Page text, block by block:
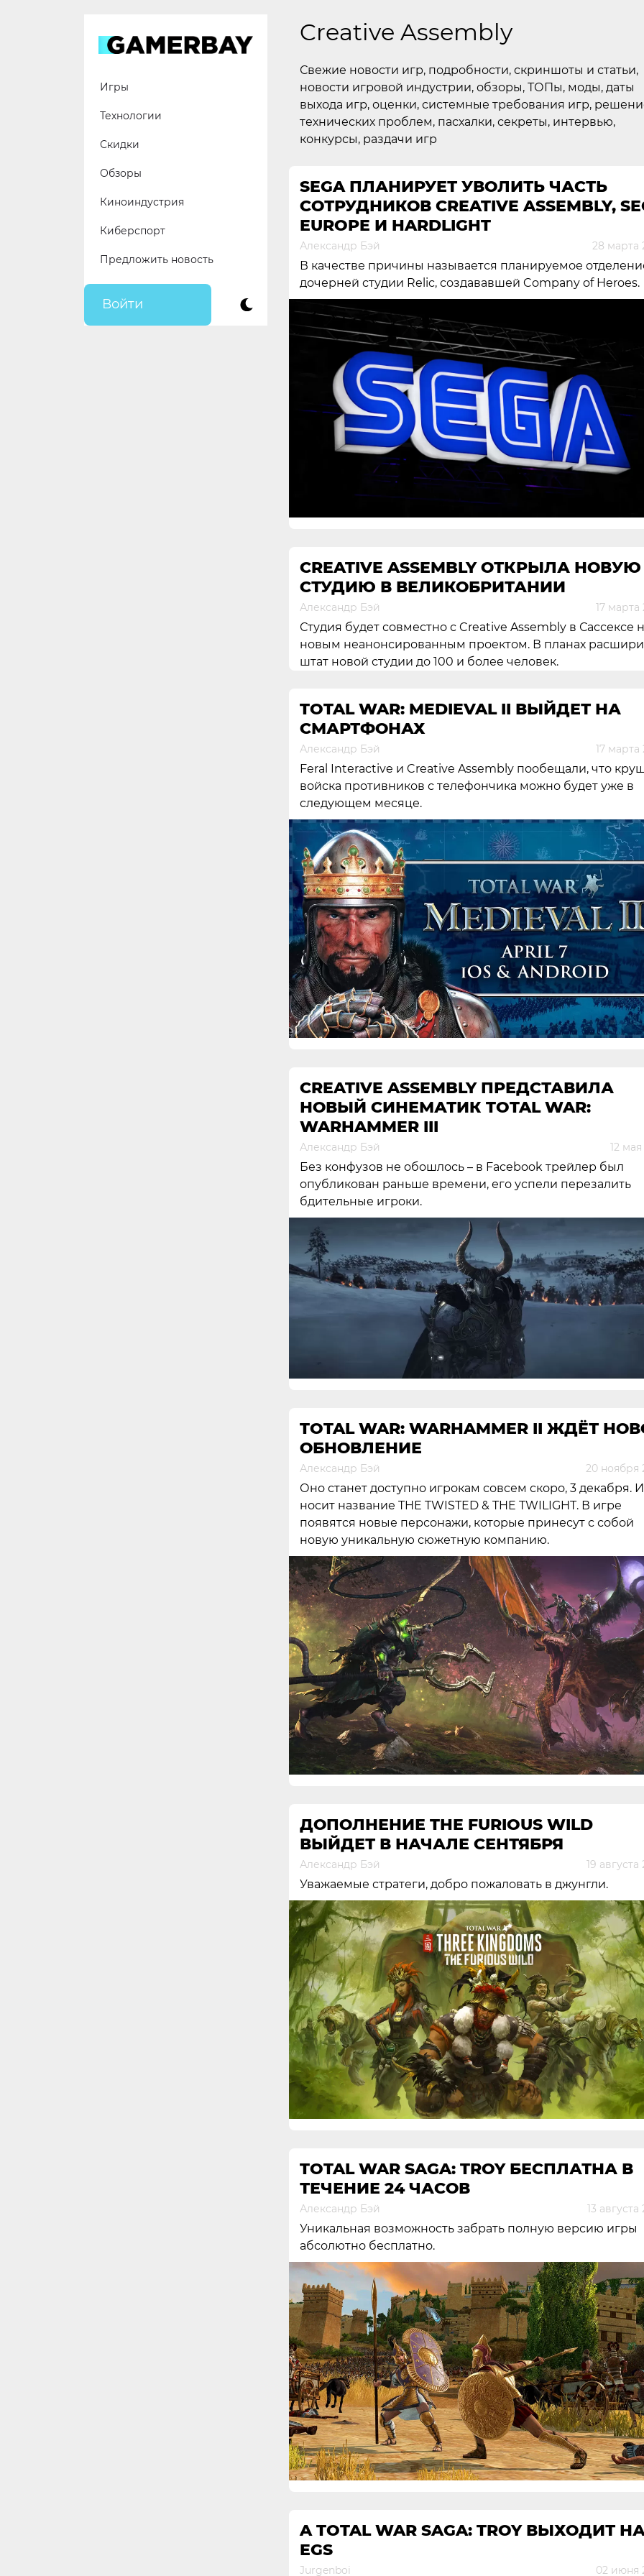
Игры
Технологии
Скидки
Обзоры
Киноиндустрия
Киберспорт
Предложить новость
Войти
Creative Assembly
Свежие новости игр, подробности, скриншоты и статьи,
новости игровой индустрии, обзоры, ТОПы, моды, даты
выхода игр, оценки, системные требования игр,
технических проблем, пасхалки, секреты, интервью,
конкурсы, раздачи игр
SEGA ПЛАНИРУЕТ УВОЛИТЬ ЧАСТЬ
СОТРУДНИКОВ CREATIVE ASSEMBLY,
EUROPE И HARDLIGHT
Александр Бэй 28 марта
В качестве причины называется планируемое
дочерней студии Relic, создававшей Company of Heroes.
CREATIVE ASSEMBLY ОТКРЫЛА НОВУЮ
СТУДИЮ В ВЕЛИКОБРИТАНИИ
Александр Бэй 17 марта
Студия будет совместно с Creative Assembly в Сассексе
новым неанонсированным проектом. В планах
штат новой студии до 100 и более человек.
TOTAL WAR: MEDIEVAL II ВЫЙДЕТ НА
СМАРТФОНАХ
Александр Бэй 17 марта
Feral Interactive и Creative Assembly пообещали, что
войска противников с телефончика можно будет уже в
следующем месяце.
CREATIVE ASSEMBLY ПРЕДСТАВИЛА
НОВЫЙ СИНЕМАТИК TOTAL WAR:
WARHAMMER III
Александр Бэй 12 мая
Без конфузов не обошлось – в Facebook трейлер был
опубликован раньше времени, его успели перезалить
бдительные игроки.
TOTAL WAR: WARHAMMER II ЖДЁТ
ОБНОВЛЕНИЕ
Александр Бэй 20 ноября
Оно станет доступно игрокам совсем скоро, 3 декабря. И
носит название THE TWISTED & THE TWILIGHT. В игре
появятся новые персонажи, которые принесут с собой
новую уникальную сюжетную компанию.
ДОПОЛНЕНИЕ THE FURIOUS WILD
ВЫЙДЕТ В НАЧАЛЕ СЕНТЯБРЯ
Александр Бэй 19 августа
Уважаемые стратеги, добро пожаловать в джунгли.
TOTAL WAR SAGA: TROY БЕСПЛАТНА В
ТЕЧЕНИЕ 24 ЧАСОВ
Александр Бэй 13 августа
Уникальная возможность забрать полную версию игры
абсолютно бесплатно.
A TOTAL WAR SAGA: TROY ВЫХОДИТ
EGS
Jurgenboi 02 июня